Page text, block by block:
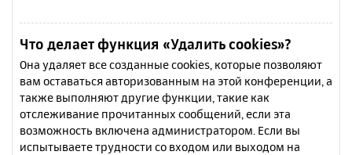
Что делает функция «Удалить cookies»?
Она удаляет все созданные cookies, которые позволяют
вам оставаться авторизованным на этой конференции, а
также выполняют другие функции, такие как
отслеживание прочитанных сообщений, если эта
возможность включена администратором. Если вы
испытываете трудности со входом или выходом на